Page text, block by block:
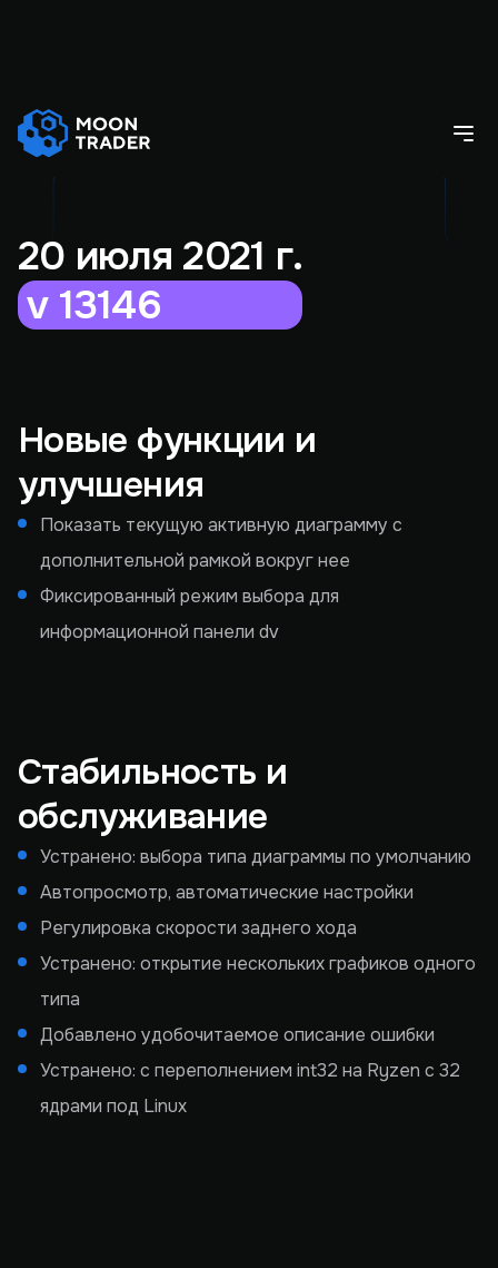
20 июля 2021 г.
v 13146
Новые функции и
улучшения
Показать текущую активную диаграмму с
дополнительной рамкой вокруг нее
Фиксированный режим выбора для
информационной панели dv
Стабильность и
обслуживание
Устранено: выбора типа диаграммы по умолчанию
Автопросмотр, автоматические настройки
Регулировка скорости заднего хода
Устранено: открытие нескольких графиков одного
типа
Добавлено удобочитаемое описание ошибки
Устранено: с переполнением int32 на Ryzen с 32
ядрами под Linux